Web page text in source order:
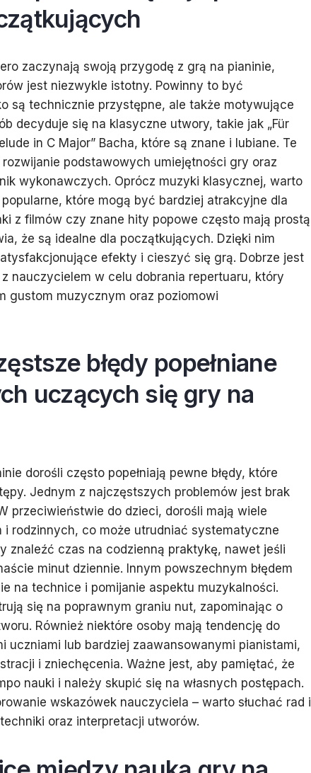
zaczynają swoją przygodę z grą na pianinie,
jest niezwykle istotny. Powinny to być
są technicznie przystępne, ale także motywujące
decyduje się na klasyczne utwory, takie jak „Für
in C Major” Bacha, które są znane i lubiane. Te
podstawowych umiejętności gry oraz
wykonawczych. Oprócz muzyki klasycznej, warto
które mogą być bardziej atrakcyjne dla
z filmów czy znane hity popowe często mają prostą
że są idealne dla początkujących. Dzięki nim
efekty i cieszyć się grą. Dobrze jest
nauczycielem w celu dobrania repertuaru, który
gustom muzycznym oraz poziomowi
błędy popełniane
uczących się gry na
dorośli często popełniają pewne błędy, które
Jednym z najczęstszych problemów jest brak
przeciwieństwie do dzieci, dorośli mają wiele
rodzinnych, co może utrudniać systematyczne
znaleźć czas na codzienną praktykę, nawet jeśli
minut dziennie. Innym powszechnym błędem
na technice i pomijanie aspektu muzykalności.
się na poprawnym graniu nut, zapominając o
Również niektóre osoby mają tendencję do
uczniami lub bardziej zaawansowanymi pianistami,
i zniechęcenia. Ważne jest, aby pamiętać, że
nauki i należy skupić się na własnych postępach.
wskazówek nauczyciela – warto słuchać rad i
oraz interpretacji utworów.